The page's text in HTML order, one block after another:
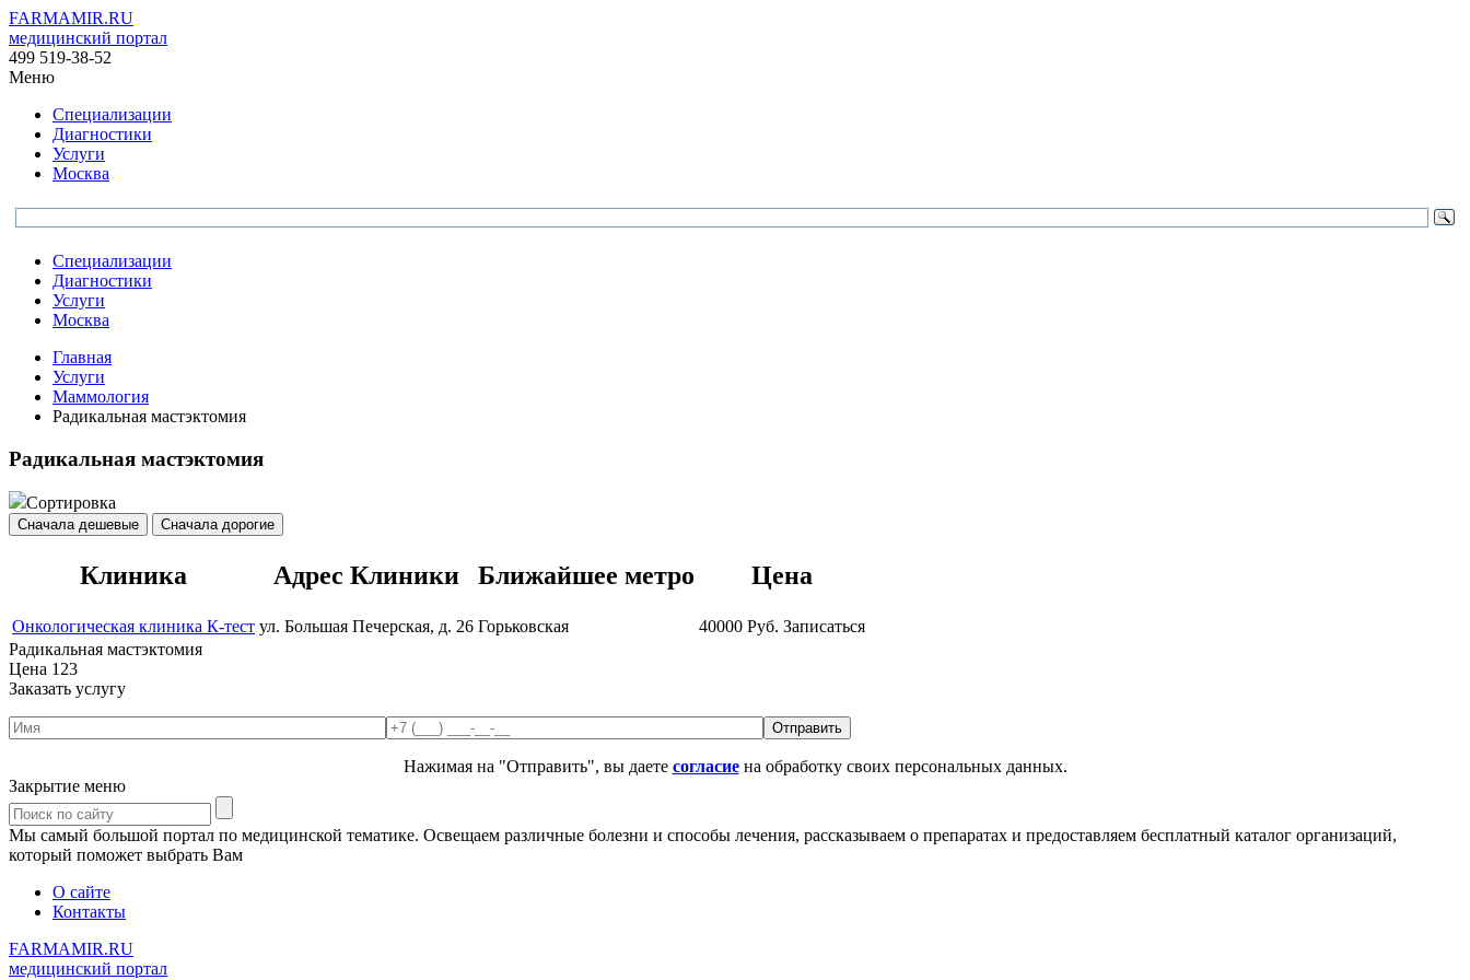
FARMAMIR.RU
медицинский портал
499 519-38-52
Меню
Специализации
Диагностики
Услуги
Москва
Специализации
Диагностики
Услуги
Москва
Главная
Услуги
Маммология
Радикальная мастэктомия
Радикальная мастэктомия
Сортировка
Сначала дешевые Сначала дорогие
Клиника Адрес Клиники Ближайшее метро Цена
Онкологическая клиника К-тест ул. Большая Печерская, д. 26 Горьковская 40000 Руб. Записаться
Радикальная мастэктомия
Цена 123
Заказать услугу
Нажимая на "Отправить", вы даете согласиена обработку своих персональных данных.
Закрытие меню
Мы самый большой портал по медицинской тематике. Освещаем различные болезни и способы лечения, рассказываем о препаратах и предоставляем бесплатный каталог организаций,
который поможет выбрать Вам
О сайте
Контакты
FARMAMIR.RU
медицинский портал